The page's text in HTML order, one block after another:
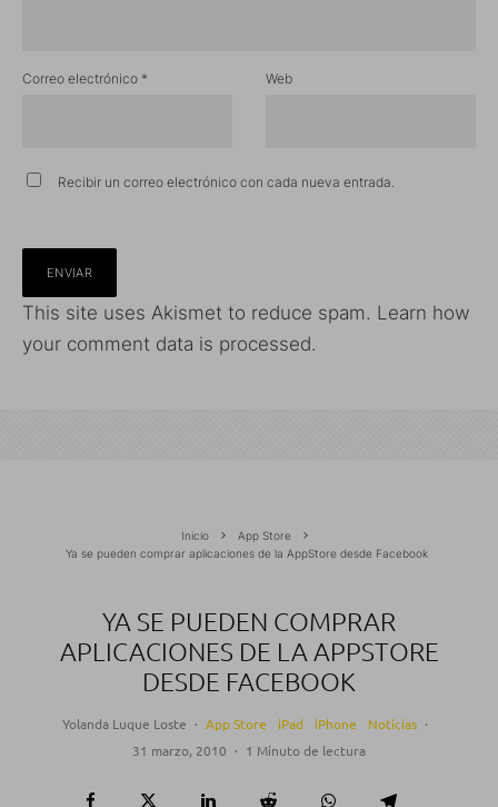
Correo electrónico * Web
Recibir un correo electrónico con cada nueva entrada.
This site uses Akismet to reduce spam. Learn how
your comment data is processed.
Inicio
App Store
Ya se pueden comprar aplicaciones de la AppStore desde Facebook
YA SE PUEDEN COMPRAR
APLICACIONES DE LA APPSTORE
DESDE FACEBOOK
Yolanda Luque Loste · App Store iPad iPhone Noticias ·
31 marzo, 2010 · 1 Minuto de lectura